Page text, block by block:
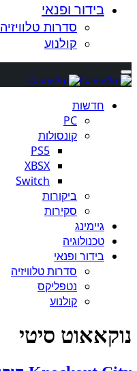
בידור ופנאי
סדרות טלוויזיה
קולנוע
חדשות
PC
קונסולות
PS5
XBSX
Switch
ביקורות
סקירות
גיימינג
טכנולוגיה
בידור ופנאי
סדרות טלוויזיה
נטפליקס
קולנוע
נוקאאוט סיטי